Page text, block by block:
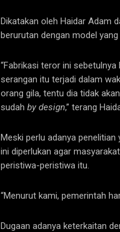
Dikatakan oleh Haidar Adam
berurutan dengan model
“Fabrikasi teror ini
serangan itu terjadi dalam
orang gila, tentu dia tidak
sudah by design,” terang
Meski perlu adanya
ini diperlukan agar
peristiwa-peristiwa itu.
“Menurut kami, pemerintah
Dugaan adanya keterkaitan